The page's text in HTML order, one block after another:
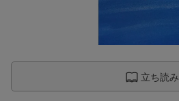
立ち読み